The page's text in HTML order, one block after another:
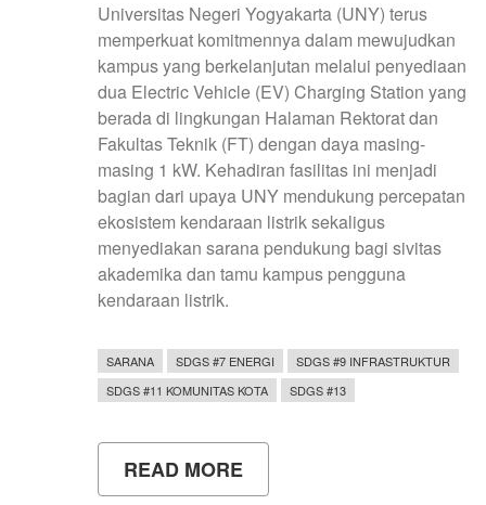
Universitas Negeri Yogyakarta (UNY) terus
memperkuat komitmennya dalam mewujudkan
kampus yang berkelanjutan melalui penyediaan
dua Electric Vehicle (EV) Charging Station yang
berada di lingkungan Halaman Rektorat dan
Fakultas Teknik (FT) dengan daya masing-
masing 1 kW. Kehadiran fasilitas ini menjadi
bagian dari upaya UNY mendukung percepatan
ekosistem kendaraan listrik sekaligus
menyediakan sarana pendukung bagi sivitas
akademika dan tamu kampus pengguna
kendaraan listrik.
SARANA SDGS #7 ENERGI
SDGS #9 INFRASTRUKTUR
SDGS #11 KOMUNITAS KOTA
SDGS #13
READ MORE
UNY